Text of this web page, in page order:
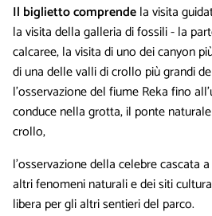
Il biglietto comprendela visita
la visita della galleria di fossili - la
calcaree, la visita di uno dei canyon
di una delle valli di crollo più grandi
l’osservazione del fiume Reka fino
conduce nella grotta, il ponte
crollo,
l’osservazione della celebre cascata
altri fenomeni naturali e dei siti
libera per gli altri sentieri del parco.